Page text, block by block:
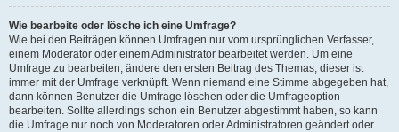
Wie bearbeite oder lösche ich eine Umfrage?
Wie bei den Beiträgen können Umfragen nur vom ursprünglichen Verfasser,
einem Moderator oder einem Administrator bearbeitet werden. Um eine
Umfrage zu bearbeiten, ändere den ersten Beitrag des Themas; dieser ist
immer mit der Umfrage verknüpft. Wenn niemand eine Stimme abgegeben hat,
dann können Benutzer die Umfrage löschen oder die Umfrageoption
bearbeiten. Sollte allerdings schon ein Benutzer abgestimmt haben, so kann
die Umfrage nur noch von Moderatoren oder Administratoren geändert oder